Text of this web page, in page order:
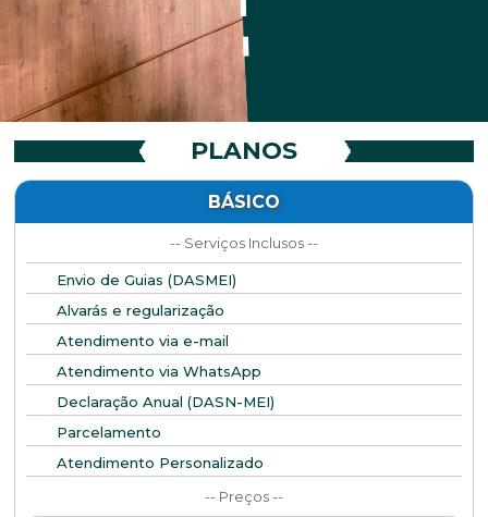
PLANOS
BÁSICO
-- Serviços Inclusos --
Envio de Guias (DASMEI)
Alvarás e regularização
Atendimento via e-mail
Atendimento via WhatsApp
Declaração Anual (DASN-MEI)
Parcelamento
Atendimento Personalizado
-- Preços --